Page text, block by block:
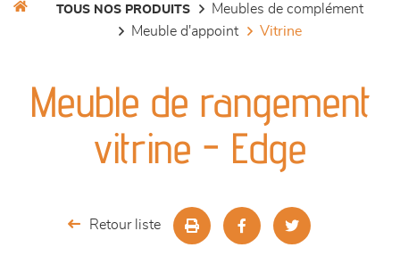
séjours
meubles de complément
TOUS NOS PRODUITS
meubles de complément
meuble d'appoint
vitrine
Meuble de rangement
vitrine - Edge
Retour liste